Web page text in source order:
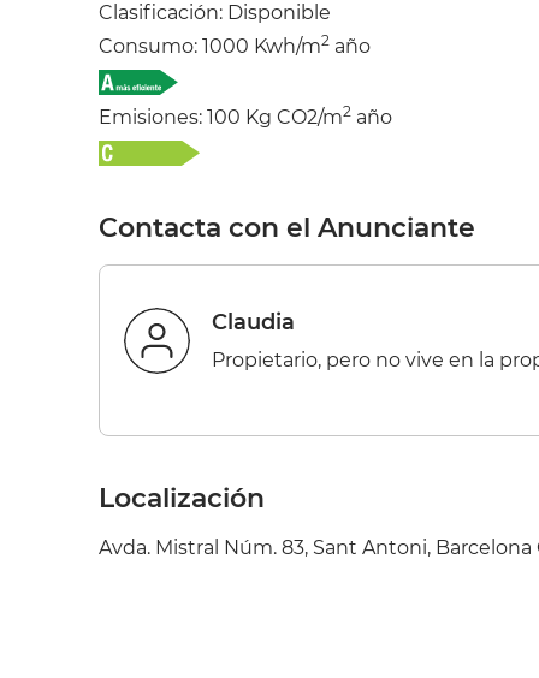
Clasificación: Disponible
Consumo: 1000 Kwh/m2 año
Emisiones: 100 Kg CO2/m2 año
Contacta con el Anunciante
Claudia
Propietario, pero no vive en la
Localización
Avda. Mistral Núm. 83, Sant Antoni, Barcelona